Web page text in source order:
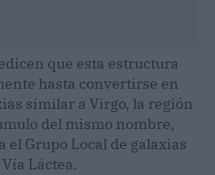
que esta estructura
hasta convertirse en
similar a Virgo, la región
del mismo nombre,
el Grupo Local de galaxias
Láctea.